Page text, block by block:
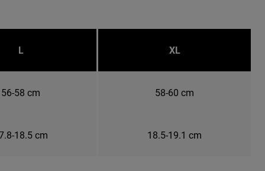
L XL
56-58 cm 58-60 cm
18.5 cm 18.5-19.1 cm